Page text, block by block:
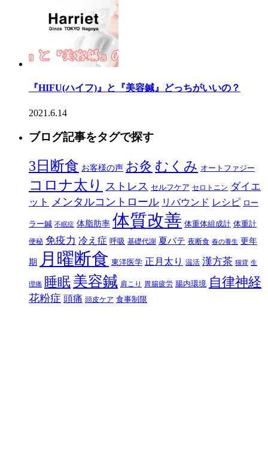
『HIFU(ハイフ)』と『美容鍼』どっちがいいの？
2021.6.14
ブログ記事をタグで探す
3日断食 お客様の声 お灸 むくみ オートファジー
コロナ太り ストレス セルフケア セロトニン ダイエ
ット
メンタルコントロール リバウンド レシピ ロー
ラー鍼 不眠症 体脂肪率 体質改善 体重体組成計 体重計
便秘 免疫力 冷え症 呼吸 基礎代謝 夏バテ 夜断食 春の養生 更年
期 月曜断食 東洋医学 正月太り 温活 漢方茶 猫背 生
理痛 睡眠 美容鍼 肩こり 胃腸疲労 腸内環境 自律神経
花粉症 頭痛 頭皮ケア 食事制限